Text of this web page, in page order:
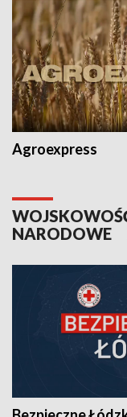
Agroexpress
NARODOWE